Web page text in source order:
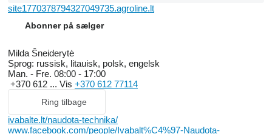
site1770378794327049735.agroline.lt
Abonner på sælger
Milda Šneiderytė
Sprog: russisk, litauisk, polsk, engelsk
Man. - Fre. 08:00 - 17:00
+370 612 ... Vis +370 612 77114
Ring tilbage
ivabalte.lt/naudota-technika/
www.facebook.com/people/Ivabalt%C4%97-Naudota-